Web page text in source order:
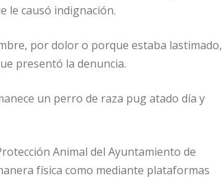
le causó indignación.
por dolor o porque estaba lastimado,
presentó la denuncia.
un perro de raza pug atado día y
Animal del Ayuntamiento de
física como mediante plataformas